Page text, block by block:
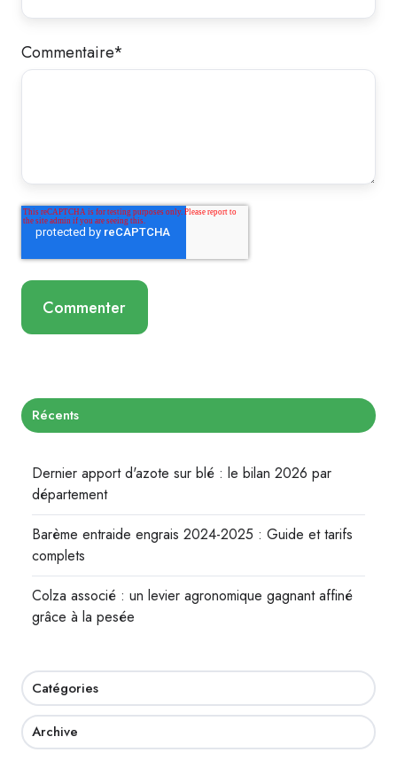
Commentaire*
Récents
Dernier apport d'azote sur blé : le bilan 2026 par
département
Barème entraide engrais 2024-2025 : Guide et tarifs
complets
Colza associé : un levier agronomique gagnant affiné
grâce à la pesée
Catégories
Archive